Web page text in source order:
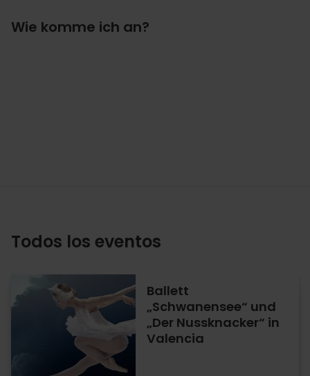
Wie komme ich an?
Todos los eventos
Ballett
„Schwanensee“ und
„Der Nussknacker“ in
Valencia